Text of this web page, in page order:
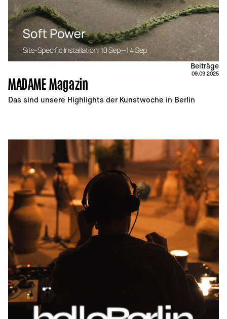
MADAME Magazin
Das sind unsere Highlights der Kunstwoche in Berlin
Beiträge
09.09.2025